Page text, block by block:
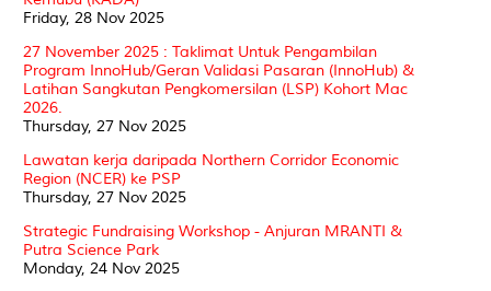
Friday, 28 Nov 2025
27 November 2025 : Taklimat Untuk Pengambilan
Program InnoHub/Geran Validasi Pasaran (InnoHub) &
Latihan Sangkutan Pengkomersilan (LSP) Kohort Mac
2026.
Thursday, 27 Nov 2025
Lawatan kerja daripada Northern Corridor Economic
Region (NCER) ke PSP
Thursday, 27 Nov 2025
Strategic Fundraising Workshop - Anjuran MRANTI &
Putra Science Park
Monday, 24 Nov 2025